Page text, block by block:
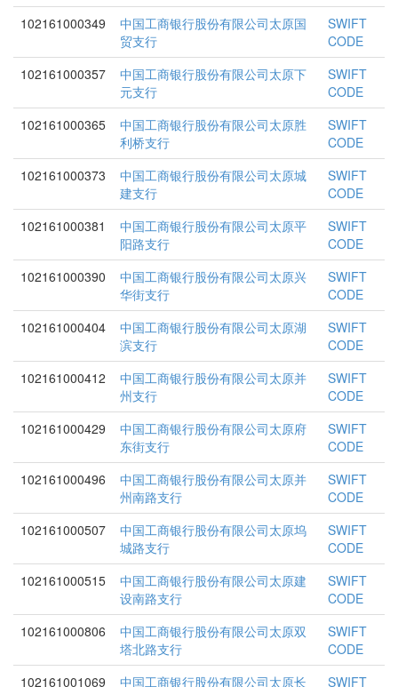
102161000349
中国工商银行股份有限公司太原国
贸支行
SWIFT
CODE
102161000357
中国工商银行股份有限公司太原下
元支行
SWIFT
CODE
102161000365
中国工商银行股份有限公司太原胜
利桥支行
SWIFT
CODE
102161000373
中国工商银行股份有限公司太原城
建支行
SWIFT
CODE
102161000381
中国工商银行股份有限公司太原平
阳路支行
SWIFT
CODE
102161000390
中国工商银行股份有限公司太原兴
华街支行
SWIFT
CODE
102161000404
中国工商银行股份有限公司太原湖
滨支行
SWIFT
CODE
102161000412
中国工商银行股份有限公司太原并
州支行
SWIFT
CODE
102161000429
中国工商银行股份有限公司太原府
东街支行
SWIFT
CODE
102161000496
中国工商银行股份有限公司太原并
州南路支行
SWIFT
CODE
102161000507
中国工商银行股份有限公司太原坞
城路支行
SWIFT
CODE
102161000515
中国工商银行股份有限公司太原建
设南路支行
SWIFT
CODE
102161000806
中国工商银行股份有限公司太原双
塔北路支行
SWIFT
CODE
102161001069
中国工商银行股份有限公司太原长 SWIFT